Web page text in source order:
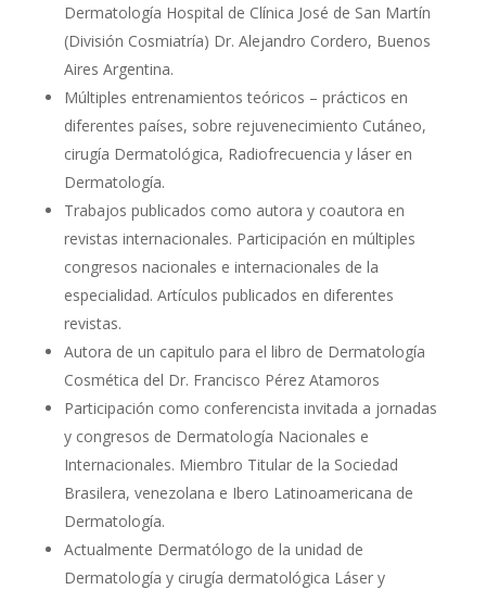
Dermatología Hospital de Clínica José de San Martín
(División Cosmiatría) Dr. Alejandro Cordero, Buenos
Aires Argentina.
Múltiples entrenamientos teóricos – prácticos en
diferentes países, sobre rejuvenecimiento Cutáneo,
cirugía Dermatológica, Radiofrecuencia y láser en
Dermatología.
Trabajos publicados como autora y coautora en
revistas internacionales. Participación en múltiples
congresos nacionales e internacionales de la
especialidad. Artículos publicados en diferentes
revistas.
Autora de un capitulo para el libro de Dermatología
Cosmética del Dr. Francisco Pérez Atamoros
Participación como conferencista invitada a jornadas
y congresos de Dermatología Nacionales e
Internacionales. Miembro Titular de la Sociedad
Brasilera, venezolana e Ibero Latinoamericana de
Dermatología.
Actualmente Dermatólogo de la unidad de
Dermatología y cirugía dermatológica Láser y